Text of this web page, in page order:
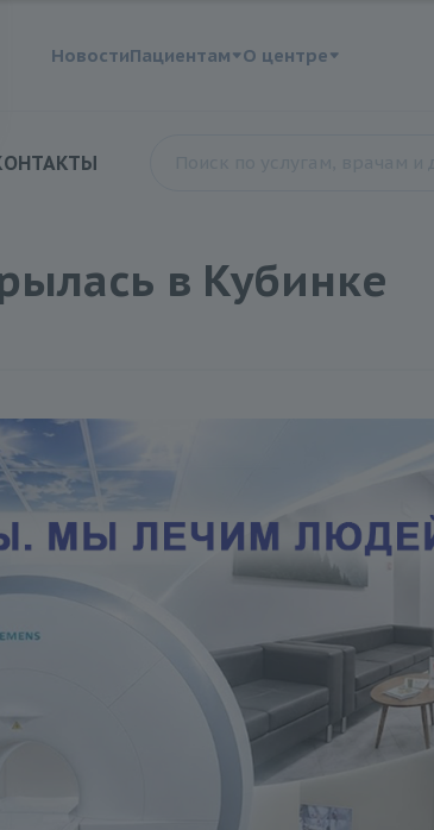
НовостиПациентам О центре
в Кубинке